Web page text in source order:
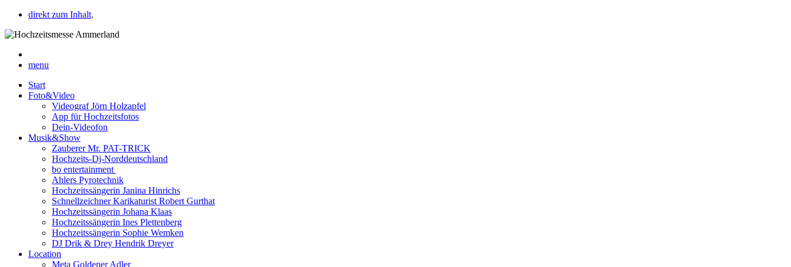
direkt zum Inhalt.
menu
Start
Foto&Video
Videograf Jörn Holzapfel
App für Hochzeitsfotos
Dein-Videofon
Musik&Show
Zauberer Mr. PAT-TRICK
Hochzeits-Dj-Norddeutschland
bo entertainment
Ahlers Pyrotechnik
Hochzeitssängerin Janina Hinrichs
Schnellzeichner Karikaturist Robert Gurthat
Hochzeitssängerin Johana Klaas
Hochzeitssängerin Ines Plettenberg
Hochzeitssängerin Sophie Wemken
DJ Drik & Drey Hendrik Dreyer
Location
Meta Goldener Adler